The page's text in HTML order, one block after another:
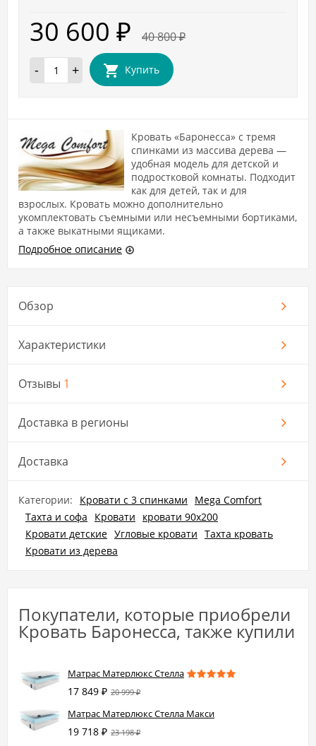
30 600 ₽ 40 800₽
- + Купить
Кровать «Баронесса» с тремя
спинками из массива дерева —
удобная модель для детской и
подростковой комнаты. Подходит
как для детей, так и для
взрослых. Кровать можно дополнительно
укомплектовать съемными или несъемными бортиками,
а также выкатными ящиками.
Подробное описание
Обзор
Характеристики
Отзывы 1
Доставка в регионы
Доставка
Категории: Кровати с 3 спинками
Mega Comfort
Тахта и софа
Кровати
кровати 90x200
Кровати детские Угловые кровати Тахта кровать
Кровати из дерева
Покупатели, которые приобрели
Кровать Баронесса, также купили
Матрас Матерлюкс Стелла
17 849 ₽ 20 999₽
Матрас Матерлюкс Стелла Макси
19 718 ₽ 23 198₽